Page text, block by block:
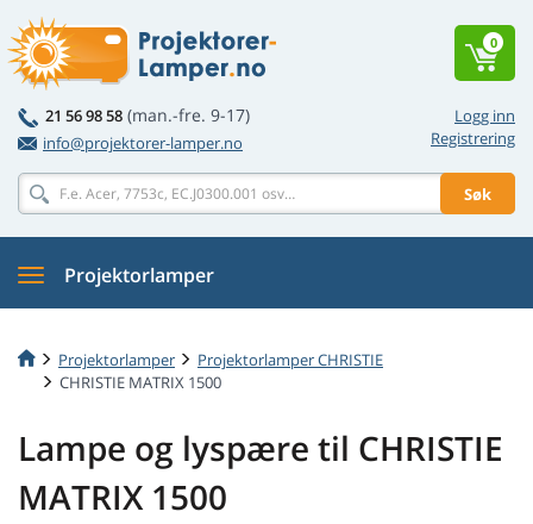
Logg inn
Registrering
21 56 98 58 (man.-fre. 9-17)
info@projektorer-lamper.no
Søk
0
Projektorlamper
Projektorlamper
Projektorlamper CHRISTIE
CHRISTIE MATRIX 1500
Lampe og lyspære til CHRISTIE
MATRIX 1500